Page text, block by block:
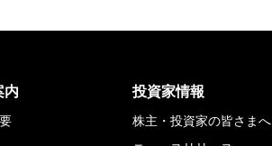
内 投資家情報
株主・投資家の皆さまへ